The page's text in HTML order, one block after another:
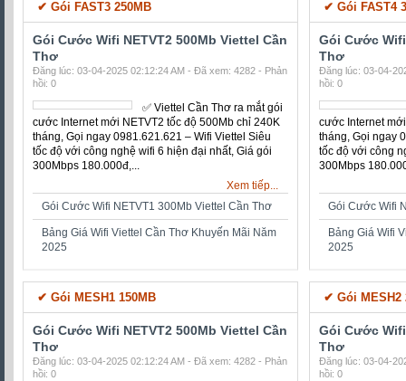
✔ Gói ECO5 80MB
Bảng Giá Wifi Viettel Cần Thơ Khuyến
Mãi Năm 2025
Đăng lúc: 04-02-2025 08:10:23 AM - Đã xem: 4917 - Phản
hồi: 0
✔ Bảng Giá Wifi Viettel Cần
Thơ Khuyến Mãi Năm 2025
☎ Gọi ngay 0968.01234.3 -
0981.621.621 – Wifi Viettel
wifi 6 hiện đại nhất, Giá gói 150Mbps 165.000đ,
200Mbps 180.000đ,...
Các Gói Cước Wifi Viettel Cần Thơ Khuyến Mãi
Năm 2025
✔ Gói FAST2
Gói Cước
Thơ
Đăng lúc: 03-04-
hồi: 0
300Mbps
Gói Cước Wifi
2025
✔ Gói FAST3 250MB
Gói Cước Wifi NETVT2 500Mb Viettel Cần
✔ Gói FAST4
Gói Cước